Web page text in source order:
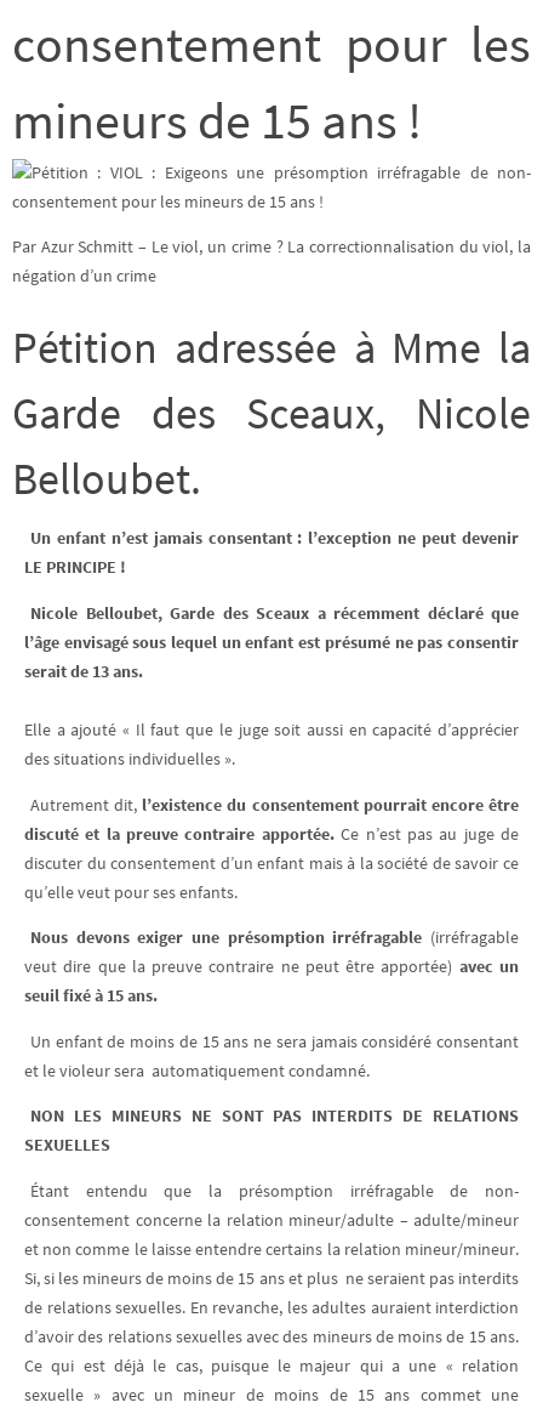
consentement pour les
mineurs de 15 ans !
Par Azur Schmitt – Le viol, un crime ? La correctionnalisation du viol, la
négation d’un crime
Pétition adressée à Mme la
Garde des Sceaux, Nicole
Belloubet.
Un enfant n’est jamais consentant : l’exception ne peut devenir
LE PRINCIPE !
Nicole Belloubet, Garde des Sceaux a récemment déclaré que
l’âge envisagé sous lequel un enfant est présumé ne pas consentir
serait de 13 ans.
Elle a ajouté « Il faut que le juge soit aussi en capacité d’apprécier
des situations individuelles ».
Autrement dit, l’existence du consentement pourrait encore être
discuté et la preuve contraire apportée.Ce n’est pas au juge de
discuter du consentement d’un enfant mais à la société de savoir ce
qu’elle veut pour ses enfants.
Nous devons exiger une présomption irréfragable (irréfragable
veut dire que la preuve contraire ne peut être apportée) avec un
seuil fixé à 15 ans.
Un enfant de moins de 15 ans ne sera jamais considéré consentant
et le violeur sera automatiquement condamné.
NON LES MINEURS NE SONT PAS INTERDITS DE RELATIONS
SEXUELLES
Étant entendu que la présomption irréfragable de non-
consentement concerne la relation mineur/adulte – adulte/mineur
et non comme le laisse entendre certains la relation mineur/mineur.
Si, si les mineurs de moins de 15 ans et plus ne seraient pas interdits
de relations sexuelles. En revanche, les adultes auraient interdiction
d’avoir des relations sexuelles avec des mineurs de moins de 15 ans.
Ce qui est déjà le cas, puisque le majeur qui a une « relation
sexuelle » avec un mineur de moins de 15 ans commet une